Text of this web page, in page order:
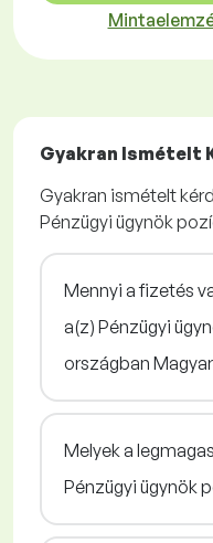
Gyakran Ismételt
Gyakran ismételt
Pénzügyi ügynök
Mennyi a fizetés
a(z) Pénzügyi
országban
Melyek a
Pénzügyi ügynök